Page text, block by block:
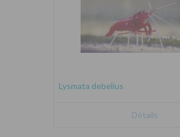
Lysmata debelius
Détails